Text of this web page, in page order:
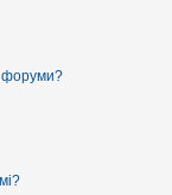
форуми?